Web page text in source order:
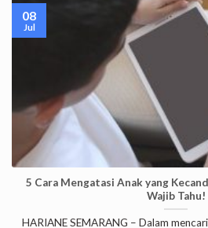
5 Cara Mengatasi Anak yang
Wajib Tahu!
HARIANE SEMARANG – Dalam
08
Jul